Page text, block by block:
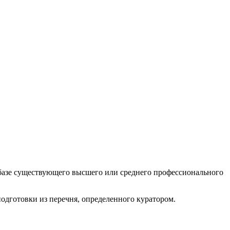
существующего высшего или среднего профессионального
из перечня, определенного куратором.